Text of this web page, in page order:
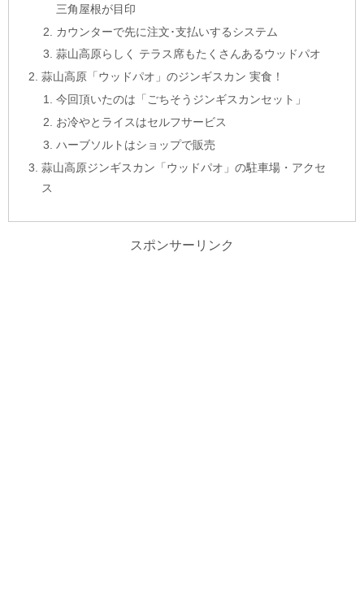
三角屋根が目印
カウンターで先に注文･支払いするシステム
蒜山高原らしく テラス席もたくさんあるウッドパオ
蒜山高原「ウッドパオ」のジンギスカン 実食！
今回頂いたのは「ごちそうジンギスカンセット」
お冷やとライスはセルフサービス
ハーブソルトはショップで販売
蒜山高原ジンギスカン「ウッドパオ」の駐車場・アクセ
ス
スポンサーリンク